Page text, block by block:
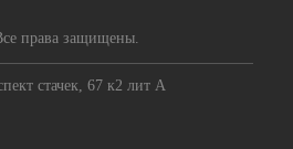
права защищены.
стачек, 67 к2 лит А